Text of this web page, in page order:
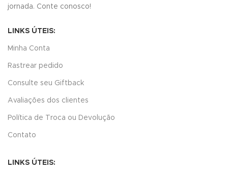
jornada. Conte conosco!
LINKS ÚTEIS:
Minha Conta
Rastrear pedido
Consulte seu Giftback
Avaliações dos clientes
Política de Troca ou Devolução
Contato
LINKS ÚTEIS: